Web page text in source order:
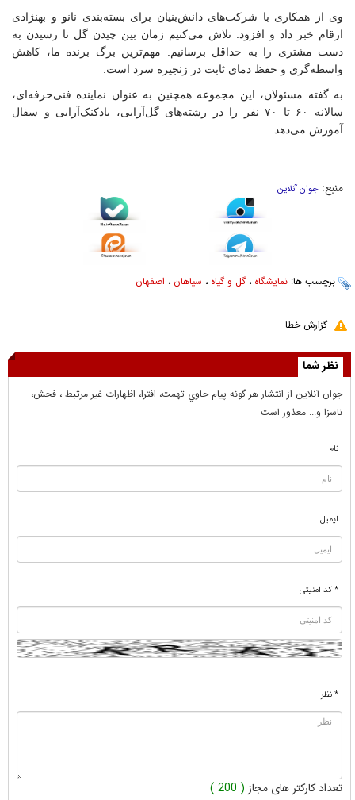
وی از همکاری با شرکت‌های دانش‌بنیان برای بسته‌بندی نانو و بهنژادی
ارقام خبر داد و افزود: تلاش می‌کنیم زمان بین چیدن گل تا رسیدن به
دست مشتری را به حداقل برسانیم. مهم‌ترین برگ برنده ما، کاهش
واسطه‌گری و حفظ دمای ثابت در زنجیره سرد است.
به گفته مسئولان، این مجموعه همچنین به عنوان نماینده فنی‌حرفه‌ای،
سالانه ۶۰ تا ۷۰ نفر را در رشته‌های گل‌آرایی، بادکنک‌آرایی و سفال
آموزش می‌دهد.
منبع: جوان آنلاین
برچسب ها: نمایشگاه ، گل و گیاه ، سپاهان ، اصفهان
گزارش خطا
نظر شما
جوان آنلاين از انتشار هر گونه پيام حاوي تهمت، افترا، اظهارات غير مرتبط ، فحش،
ناسزا و... معذور است
نام
ایمیل
* کد امنیتی
* نظر
تعداد کارکتر های مجاز ( 200 )